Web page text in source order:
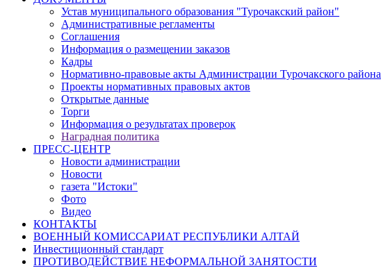
Устав муниципального образования "Турочакский район"
Административные регламенты
Соглашения
Информация о размещении заказов
Кадры
Нормативно-правовые акты Администрации Турочакского района
Проекты нормативных правовых актов
Открытые данные
Торги
Информация о результатах проверок
Наградная политика
ПРЕСС-ЦЕНТР
Новости администрации
Новости
газета "Истоки"
Фото
Видео
КОНТАКТЫ
ВОЕННЫЙ КОМИССАРИАТ РЕСПУБЛИКИ АЛТАЙ
Инвестиционный стандарт
ПРОТИВОДЕЙСТВИЕ НЕФОРМАЛЬНОЙ ЗАНЯТОСТИ